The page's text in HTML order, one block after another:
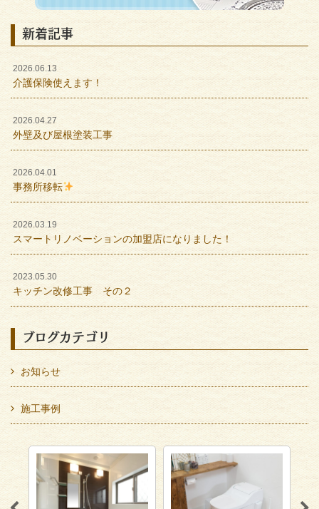
新着記事
2026.06.13
介護保険使えます！
2026.04.27
外壁及び屋根塗装工事
2026.04.01
事務所移転
2026.03.19
スマートリノベーションの加盟店になりました！
2023.05.30
キッチン改修工事 その２
ブログカテゴリ
お知らせ
施工事例